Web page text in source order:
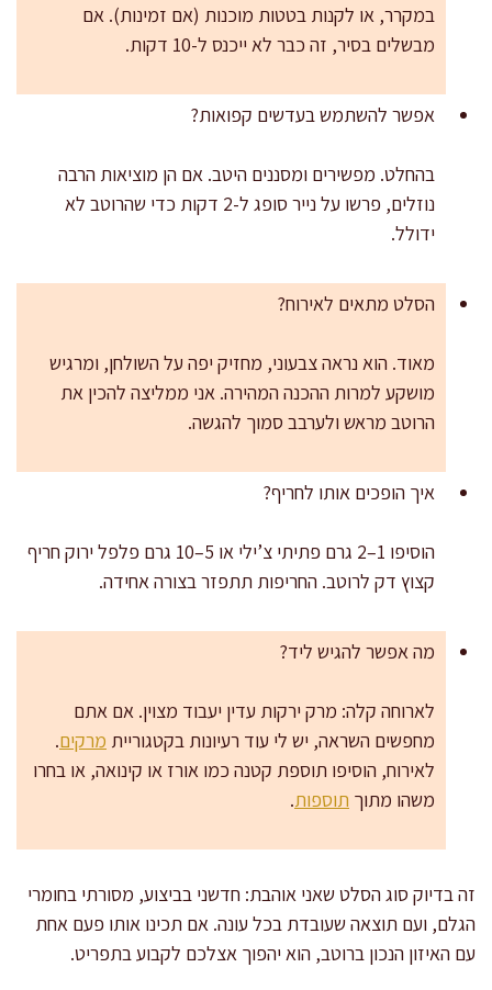
במקרר, או לקנות בטטות מוכנות (אם זמינות). אם
מבשלים בסיר, זה כבר לא ייכנס ל-10 דקות.
אפשר להשתמש בעדשים קפואות?
בהחלט. מפשירים ומסננים היטב. אם הן מוציאות הרבה
נוזלים, פרשו על נייר סופג ל-2 דקות כדי שהרוטב לא
ידולל.
הסלט מתאים לאירוח?
מאוד. הוא נראה צבעוני, מחזיק יפה על השולחן, ומרגיש
מושקע למרות ההכנה המהירה. אני ממליצה להכין את
הרוטב מראש ולערבב סמוך להגשה.
איך הופכים אותו לחריף?
הוסיפו 1–2 גרם פתיתי צ’ילי או 5–10 גרם פלפל ירוק חריף
קצוץ דק לרוטב. החריפות תתפזר בצורה אחידה.
מה אפשר להגיש ליד?
לארוחה קלה: מרק ירקות עדין יעבוד מצוין. אם אתם
מחפשים השראה, יש לי עוד רעיונות בקטגוריית מרקים.
לאירוח, הוסיפו תוספת קטנה כמו אורז או קינואה, או בחרו
משהו מתוך תוספות.
זה בדיוק סוג הסלט שאני אוהבת: חדשני בביצוע, מסורתי בחומרי
הגלם, ועם תוצאה שעובדת בכל עונה. אם תכינו אותו פעם אחת
עם האיזון הנכון ברוטב, הוא יהפוך אצלכם לקבוע בתפריט.